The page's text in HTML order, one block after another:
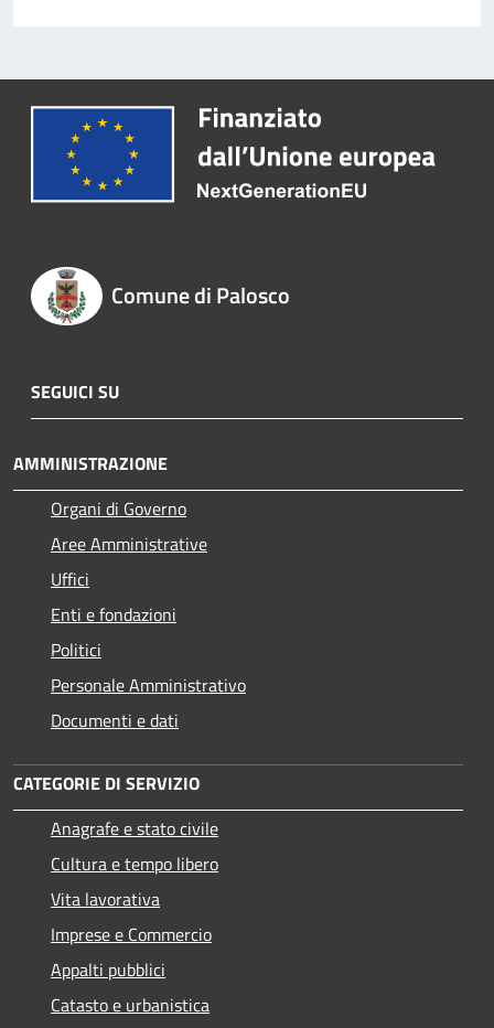
Comune di Palosco
SEGUICI SU
AMMINISTRAZIONE
Organi di Governo
Aree Amministrative
Uffici
Enti e fondazioni
Politici
Personale Amministrativo
Documenti e dati
CATEGORIE DI SERVIZIO
Anagrafe e stato civile
Cultura e tempo libero
Vita lavorativa
Imprese e Commercio
Appalti pubblici
Catasto e urbanistica